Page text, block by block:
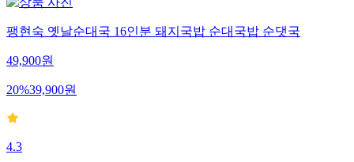
팽현숙 옛날순대국 16인분 돼지국밥 순대국밥 순댓국
49,900원
20%39,900원
4.3